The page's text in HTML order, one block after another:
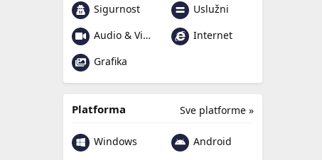
Sigurnost
Uslužni
Audio & Video
Internet
Grafika
Sve platforme »
Platforma
Windows
Android